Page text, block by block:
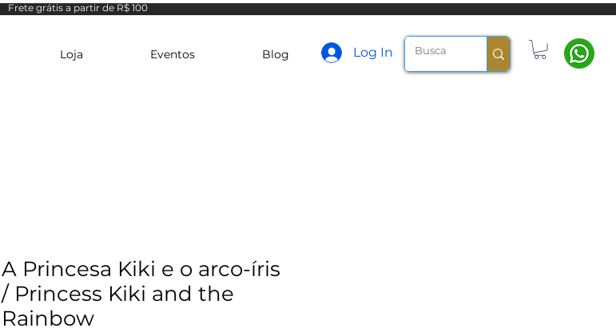
Frete grátis a partir de R$ 100
Loja Eventos Blog Log In
A Princesa Kiki e o arco-íris
/ Princess Kiki and the
Rainbow